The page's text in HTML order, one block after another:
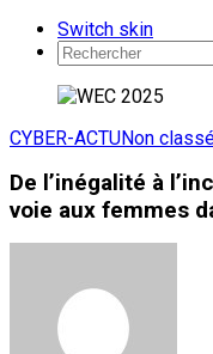
Switch skin
CYBER-ACTUNon
De l’inégalité à
voie aux femmes